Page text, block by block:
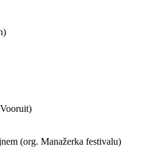
(org. Manažerka festivalu)